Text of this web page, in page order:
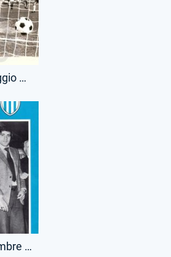
Fotografia - 9 Maggio 1976 - Campionato Serie A - Lazio-Milan
Periodico - 5 Dicembre 1975 - Lazio Club - Ritorno Maestrelli Panchina